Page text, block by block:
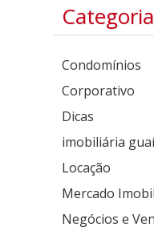
Condomínios
Corporativo
Dicas
imobiliária
Locação
Mercado
Negócios e